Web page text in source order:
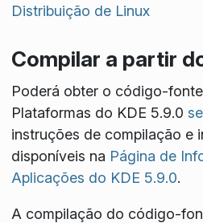
Distribuição de Linux
Compilar a partir
Poderá obter o código-
Plataformas do KDE 5.9.0
instruções de compilação e
disponíveis na Página de
Aplicações do KDE 5.9.0.
A compilação do código-